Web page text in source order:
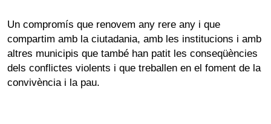
Un compromís que renovem any rere any i que
compartim amb la ciutadania, amb les institucions i amb
altres municipis que també han patit les conseqüències
dels conflictes violents i que treballen en el foment de la
convivència i la pau.